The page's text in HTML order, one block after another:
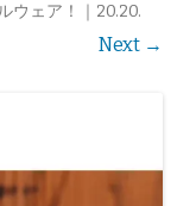
ウェア！｜20.20.
Next →